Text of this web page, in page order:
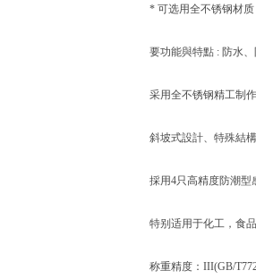
* 可选用全不锈钢材质
要功能與特點 : 防水、
采用全不锈钢精工制作
斜坡式設計、特殊結構
採用4只高精度防潮型
特别适用于化工，食品
称重精度：III(GB/